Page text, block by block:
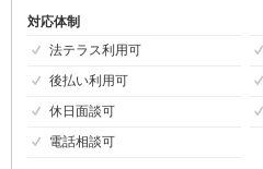
対応体制
法テラス利用可
後払い利用可
休日面談可
電話相談可